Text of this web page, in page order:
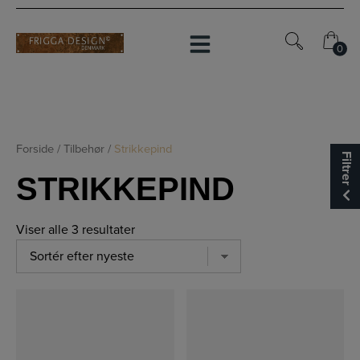
Hop
indholdet
0
0
Forside/Tilbehør/ Strikkepind
STRIKKEPIND
Viser alle 3 resultater
Filtrer